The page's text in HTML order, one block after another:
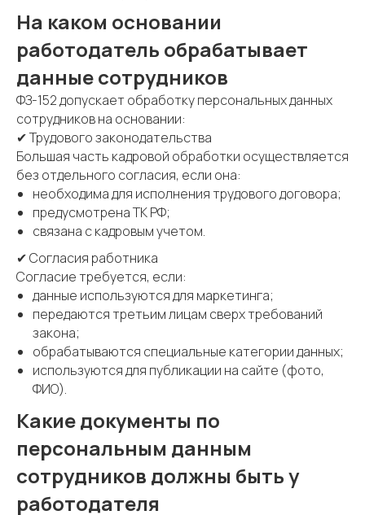
На каком основании
работодатель обрабатывает
данные сотрудников
ФЗ-152 допускает обработку персональных данных
сотрудников на основании:
✔ Трудового законодательства
Большая часть кадровой обработки осуществляется
без отдельного согласия, если она:
необходима для исполнения трудового договора;
предусмотрена ТК РФ;
связана с кадровым учетом.
✔ Согласия работника
Согласие требуется, если:
данные используются для маркетинга;
передаются третьим лицам сверх требований
закона;
обрабатываются специальные категории данных;
используются для публикации на сайте (фото,
ФИО).
Какие документы по
персональным данным
сотрудников должны быть у
работодателя